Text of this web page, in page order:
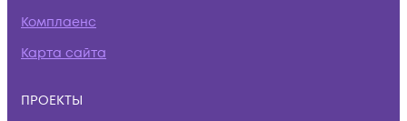
Комплаенс
Карта сайта
ПРОЕКТЫ